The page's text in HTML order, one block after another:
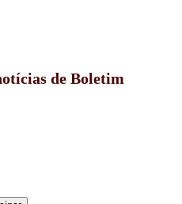
de Boletim